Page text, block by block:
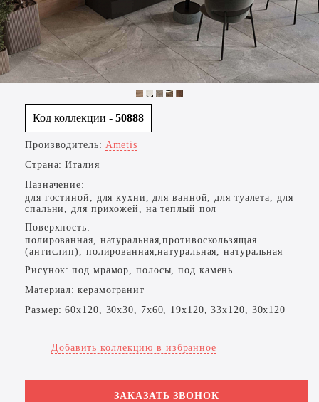
Код коллекции - 50888
Производитель: Ametis
Страна: Италия
Назначение:
для гостиной, для кухни, для ванной, для туалета, для
спальни, для прихожей, на теплый пол
Поверхность:
полированная, натуральная,противоскользящая
(антислип), полированная,натуральная, натуральная
Рисунок: под мрамор, полосы, под камень
Материал: керамогранит
Размер: 60x120, 30x30, 7x60, 19x120, 33x120, 30x120
Добавить коллекцию в избранное
ЗАКАЗАТЬ ЗВОНОК